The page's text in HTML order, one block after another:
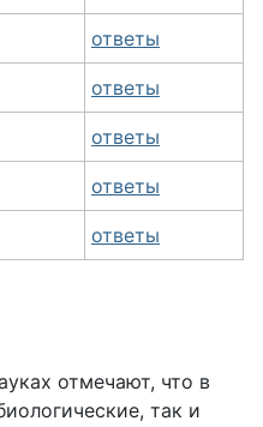
ответы
ответы
ответы
ответы
ответы
отмечают, что в
так и